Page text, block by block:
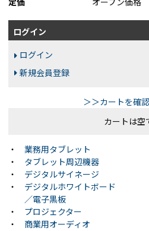
ログイン
ログイン
新規会員登録
＞＞カートを確
カートは空
・
業務用タブレット
・
タブレット周辺機器
・
デジタルサイネージ
・
デジタルホワイトボード
／電子黒板
・
プロジェクター
・
商業用オーディオ